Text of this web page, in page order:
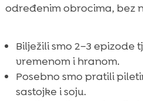
određenim obrocima, bez
Bilježili smo 2–3 epizode
vremenom i hranom.
Posebno smo pratili
sastojke i soju.